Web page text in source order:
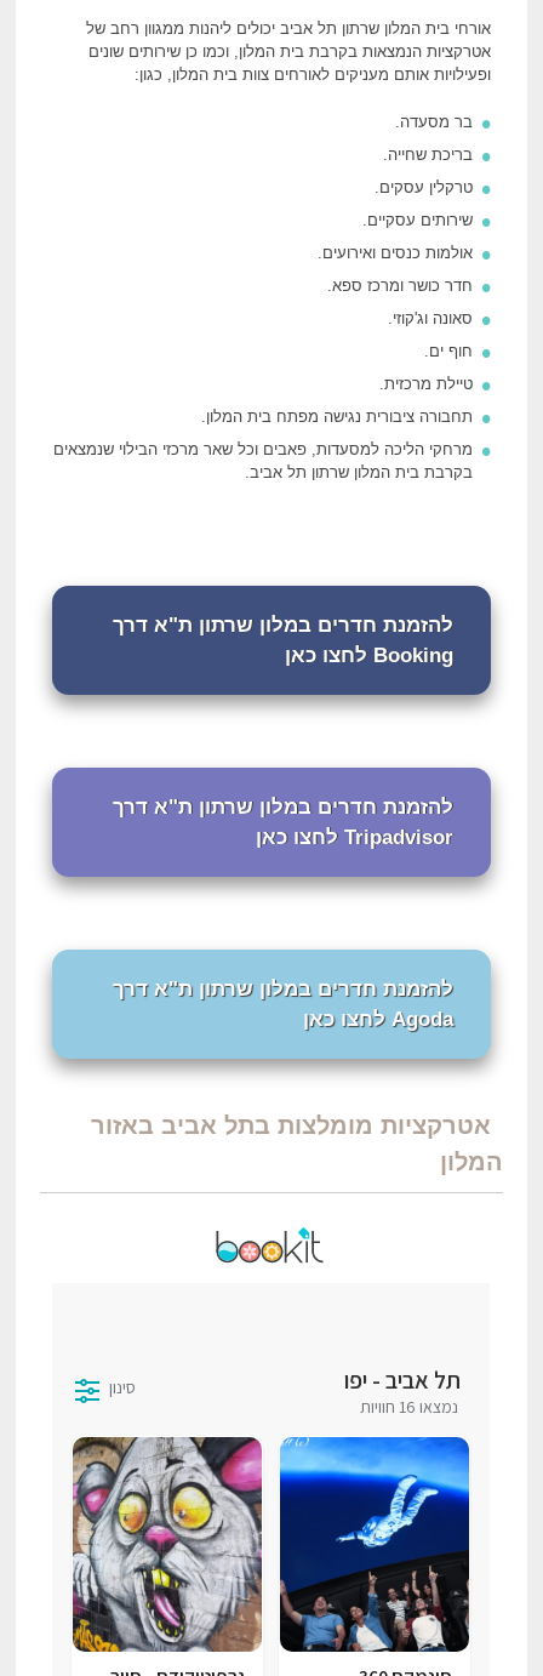
אורחי בית המלון שרתון תל אביב יכולים ליהנות ממגוון רחב של
אטרקציות הנמצאות בקרבת בית המלון, וכמו כן שירותים שונים
ופעילויות אותם מעניקים לאורחים צוות בית המלון, כגון:
בר מסעדה.
בריכת שחייה.
טרקלין עסקים.
שירותים עסקיים.
אולמות כנסים ואירועים.
חדר כושר ומרכז ספא.
סאונה וג'קוזי.
חוף ים.
טיילת מרכזית.
תחבורה ציבורית נגישה מפתח בית המלון.
מרחקי הליכה למסעדות, פאבים וכל שאר מרכזי הבילוי שנמצאים
בקרבת בית המלון שרתון תל אביב.
להזמנת חדרים במלון שרתון ת"א דרך
Booking לחצו כאן
להזמנת חדרים במלון שרתון ת"א דרך
Tripadvisor לחצו כאן
להזמנת חדרים במלון שרתון ת"א דרך
Agoda לחצו כאן
אטרקציות מומלצות בתל אביב באזור
המלון